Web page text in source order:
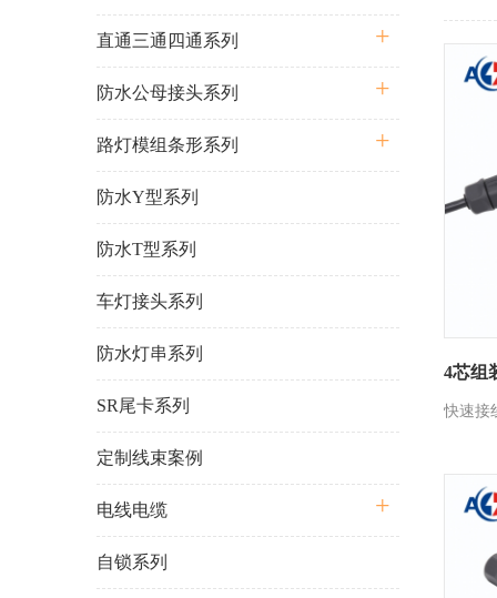
4芯组
快速接
直通三通四通系列
防水公母接头系列
路灯模组条形系列
防水Y型系列
防水T型系列
车灯接头系列
防水灯串系列
SR尾卡系列
定制线束案例
电线电缆
自锁系列